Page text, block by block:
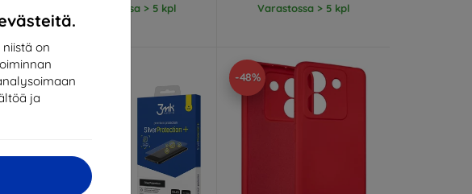
on
ja
Varastossa > 5 kpl Varastossa > 5 kpl
-10% -48%